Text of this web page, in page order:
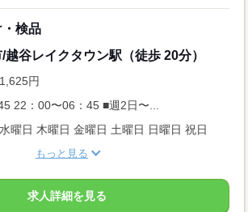
検品
谷レイクタウン駅（徒歩 20分）
円
22：00〜06：45 ■週2日〜...
曜日 木曜日 金曜日 土曜日 日曜日 祝日
もっと見る
求人詳細を見る